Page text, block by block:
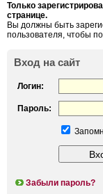
Только
странице.
Вы должны быть
пользователя, чтобы
Вход на сайт
Логин:
Пароль:
Забыли пароль?